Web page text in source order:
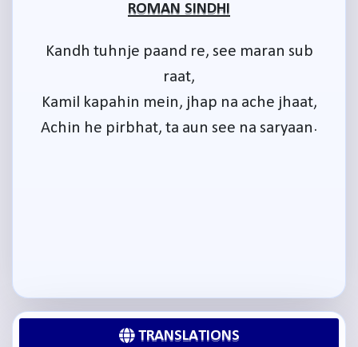
ROMAN SINDHI
Kandh tuhnje paand re, see maran sub
raat,
Kamil kapahin mein, jhap na ache jhaat,
Achin he pirbhat, ta aun see na saryaan.
TRANSLATIONS